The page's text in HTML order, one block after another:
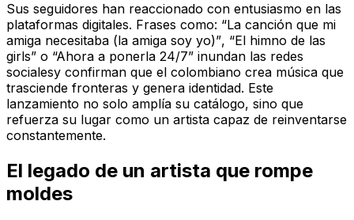
Sus seguidores han reaccionado con entusiasmo en las
plataformas digitales. Frases como: “La canción que mi
amiga necesitaba (la amiga soy yo)”, “El himno de las
girls” o “Ahora a ponerla 24/7” inundan las redes
socialesy confirman que el colombiano crea música que
trasciende fronteras y genera identidad. Este
lanzamiento no solo amplía su catálogo, sino que
refuerza su lugar como un artista capaz de reinventarse
constantemente.
El legado de un artista que rompe
moldes